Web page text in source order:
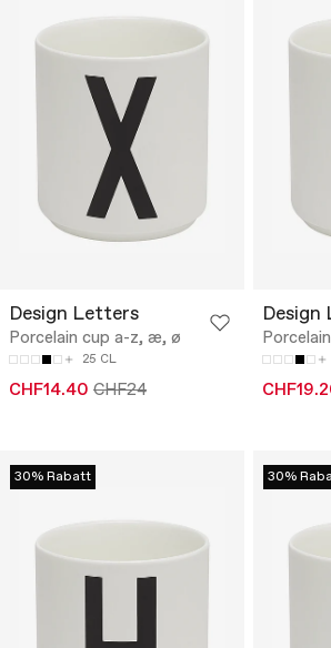
Design Letters
Porcelain cup a-z, æ, ø
25 CL
CHF14.40 CHF24
30% Rabatt 30%